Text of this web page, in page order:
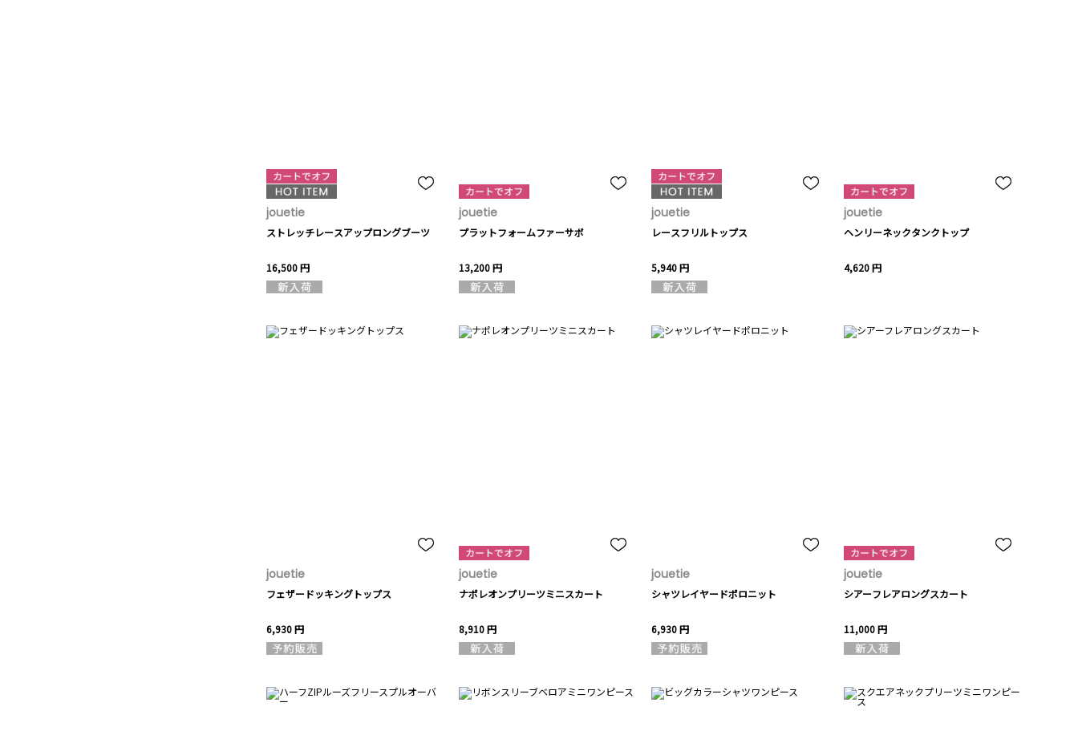
jouetie
ストレッチレースアップロングブーツ
16,500 円
jouetie
プラットフォームファーサボ
13,200 円
jouetie
レースフリルトップス
5,940 円
jouetie
ヘンリーネックタンクトップ
4,620 円
jouetie
フェザードッキングトップス
6,930 円
jouetie
ナポレオンプリーツミニスカート
8,910 円
jouetie
シャツレイヤードポロニット
6,930 円
jouetie
シアーフレアロングスカート
11,000 円